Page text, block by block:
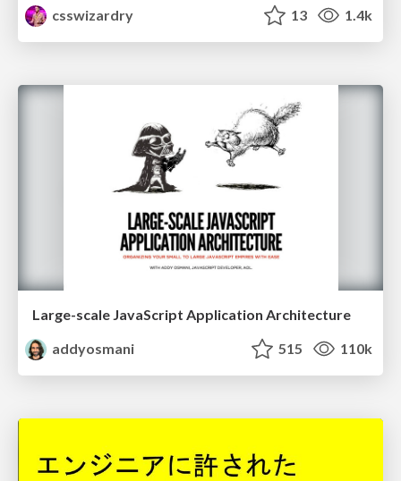
csswizardry
13 1.4k
Large-scale JavaScript Application Architecture
addyosmani
515 110k